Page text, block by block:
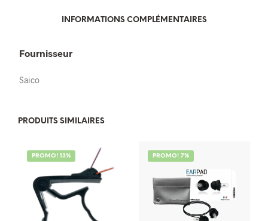
INFORMATIONS COMPLÉMENTAIRES
Fournisseur
Saico
PRODUITS SIMILAIRES
PROMO! 13% PROMO! 7%